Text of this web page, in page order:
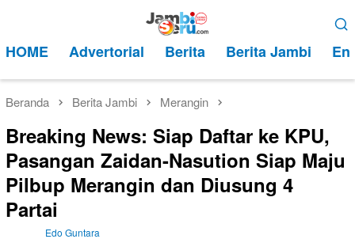
kontenMobile
HOME Advertorial Berita Berita Jambi
Beranda Berita Jambi Merangin
Breaking News: Siap Daftar ke KPU,
Pasangan Zaidan-Nasution Siap Maju
Pilbup Merangin dan Diusung 4
Partai
Edo Guntara